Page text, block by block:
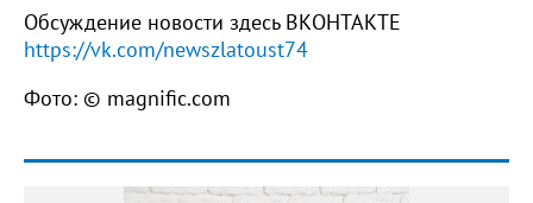
Обсуждение новости здесь ВКОНТАКТЕ
https://vk.com/newszlatoust74
Фото: © magnific.com